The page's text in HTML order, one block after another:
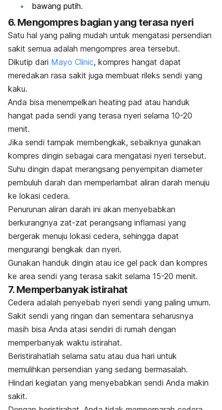
bawang putih.
6. Mengompres bagian yang terasa nyeri
Satu hal yang paling mudah untuk mengatasi persendian
sakit semua adalah mengompres area tersebut.
Dikutip dari Mayo Clinic, kompres hangat dapat
meredakan rasa sakit juga membuat rileks sendi yang
kaku.
Anda bisa menempelkan heating pad atau handuk
hangat pada sendi yang terasa nyeri selama 10-20
menit.
Jika sendi tampak membengkak, sebaiknya gunakan
kompres dingin sebagai cara mengatasi nyeri tersebut.
Suhu dingin dapat merangsang penyempitan diameter
pembuluh darah dan memperlambat aliran darah menuju
ke lokasi cedera.
Penurunan aliran darah ini akan menyebabkan
berkurangnya zat-zat perangsang inflamasi yang
bergerak menuju lokasi cedera, sehingga dapat
mengurangi bengkak dan nyeri.
Gunakan handuk dingin atau ice gel pack dan kompres
ke area sendi yang terasa sakit selama 15-20 menit.
7. Memperbanyak istirahat
Cedera adalah penyebab nyeri sendi yang paling umum.
Sakit sendi yang ringan dan sementara seharusnya
masih bisa Anda atasi sendiri di rumah dengan
memperbanyak waktu istirahat.
Beristirahatlah selama satu atau dua hari untuk
memulihkan persendian yang sedang bermasalah.
Hindari kegiatan yang menyebabkan sendi Anda makin
sakit.